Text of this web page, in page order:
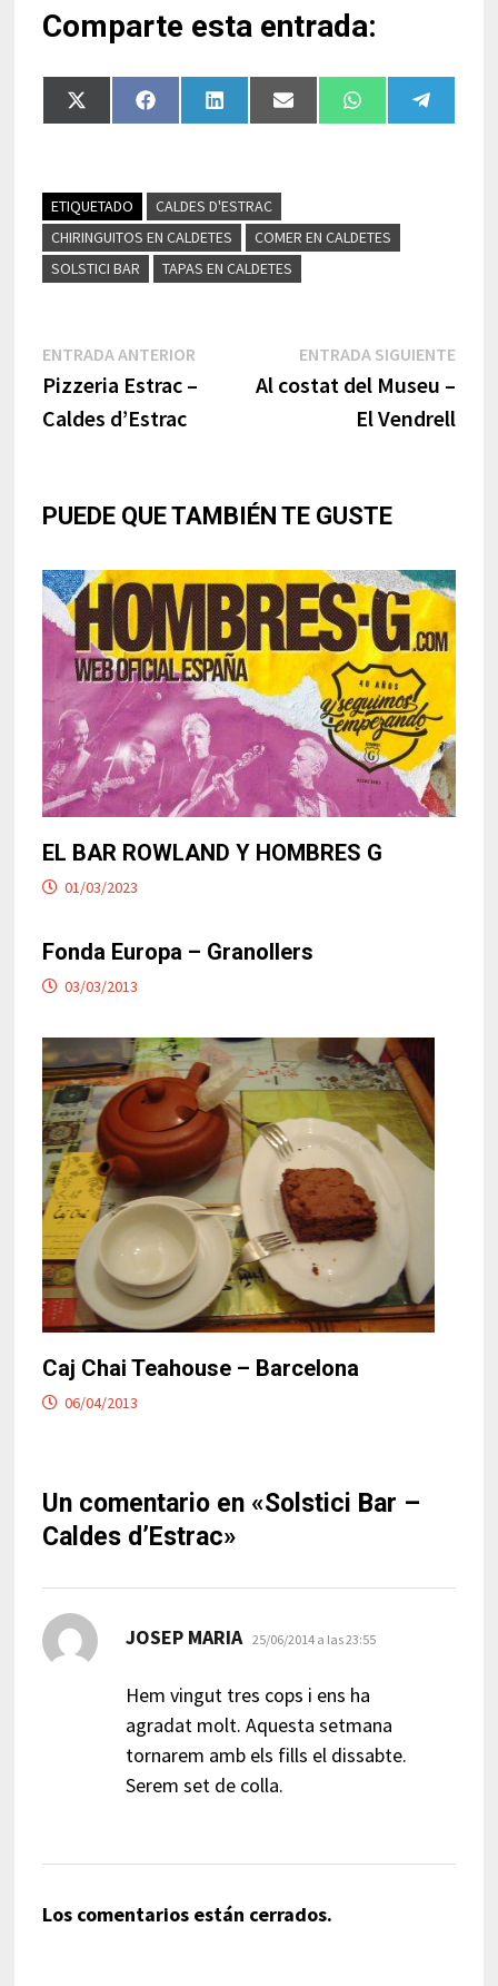
Comparte esta entrada:
Compartir
en
Compartir
en
Compartir
en
Compartir
en
Compartir
en en
ETIQUETADO
CALDES D'ESTRAC
CHIRINGUITOS EN CALDETES
COMER EN CALDETES
SOLSTICI BAR
TAPAS EN CALDETES
Navegación
de
ENTRADA ANTERIOREntrada
anterior:
Pizzeria Estrac –
Caldes d’Estrac
ENTRADA SIGUIENTE
Al costat del Museu –
El Vendrell
PUEDE QUE TAMBIÉN TE GUSTE
EL BAR ROWLAND Y HOMBRES G
01/03/2023
Fonda Europa – Granollers
03/03/2013
Caj Chai Teahouse – Barcelona
06/04/2013
Un comentario en «Solstici Bar –
Caldes d’Estrac»
JOSEP MARIA dice:
25/06/2014 a las 23:55
Hem vingut tres cops i ens ha
agradat molt. Aquesta setmana
tornarem amb els fills el dissabte.
Serem set de colla.
Los comentarios están cerrados.